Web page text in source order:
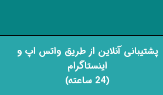
پشتیبانی آنلاین از طریق واتس اپ و
اینستاگرام
(24 ساعته)